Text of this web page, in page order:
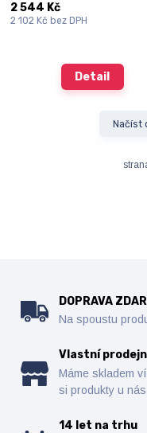
2 544 Kč
2 102 Kč bez DPH
Detail
Načíst
DOPRAVA
Na spoustu
Vlastní
Máme skladem
si produkty u
14 let na trhu